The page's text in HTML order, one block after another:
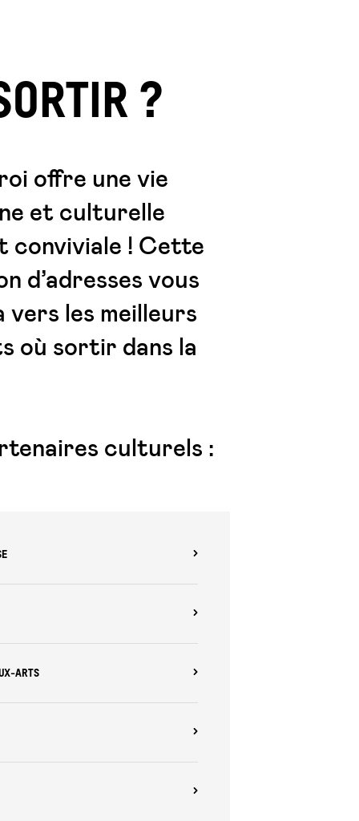
?
offre une vie
et culturelle
conviviale ! Cette
d’adresses vous
vers les meilleurs
où sortir dans la
culturels :
ARTS